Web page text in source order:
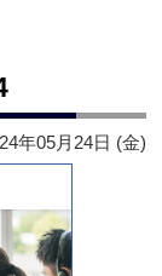
年05月24日 (金)